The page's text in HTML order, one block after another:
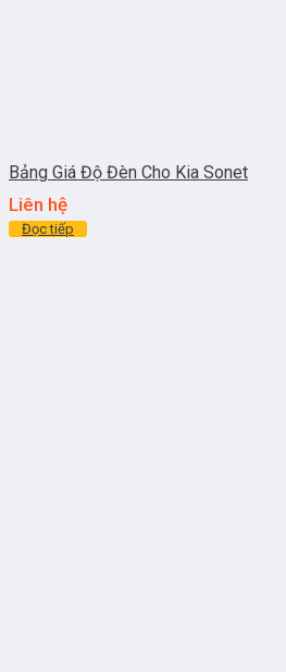
Bảng Giá Độ Đèn Cho Kia Sonet
Liên hệ
Đọc tiếp